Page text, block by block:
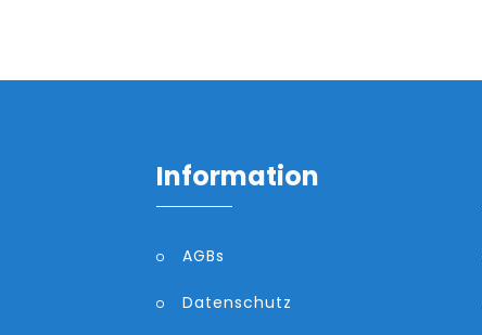
Information
AGBs
Datenschutz